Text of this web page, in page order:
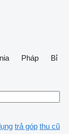
Pháp
Bỉ
trả góp thu cũ